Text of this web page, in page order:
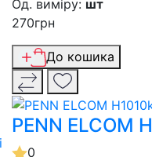
Од. виміру: шт
270грн
До кошика
PENN ELCOM
0